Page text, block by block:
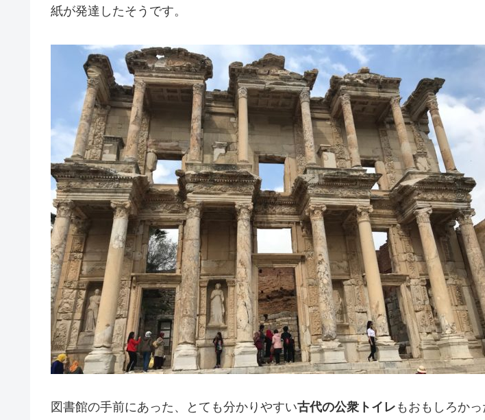
紙が発達したそうです。
図書館の手前にあった、とても分かりやすい古代の公衆トイレ もおもしろかっ